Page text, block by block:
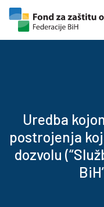
Skip to content
Skip to footer
Uredba
postrojenja
dozvolu